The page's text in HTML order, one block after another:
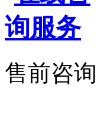
售前咨询